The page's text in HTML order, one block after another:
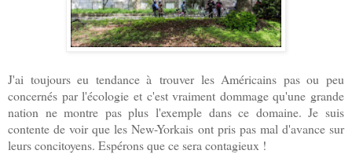
J'ai toujours eu tendance à trouver les Américains pas ou peu
concernés par l'écologie et c'est vraiment dommage qu'une grande
nation ne montre pas plus l'exemple dans ce domaine. Je suis
contente de voir que les New-Yorkais ont pris pas mal d'avance sur
leurs concitoyens. Espérons que ce sera contagieux !